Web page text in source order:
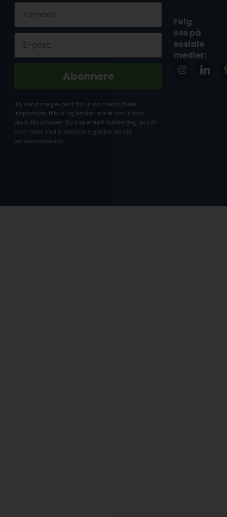
Abonnere
Ja, send meg e-post fra Linaa med nyheter,
inspirasjon, tilbud og konkurranser om Linaas
produktsortiment. Du kan enkelt melde deg av når
som helst. Ved å abonnere godtar du vår
personvernpolicy.
Følg
oss på
sosiale
medier: